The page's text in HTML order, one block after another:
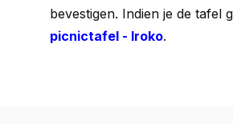
bevestigen. Indien je de tafel
picnictafel - Iroko.